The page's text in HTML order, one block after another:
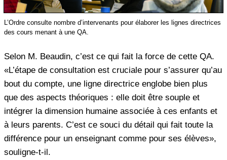
L’Ordre consulte nombre d’intervenants pour élaborer les lignes directrices
des cours menant à une QA.
Selon M. Beaudin, c’est ce qui fait la force de cette QA.
«L’étape de consultation est cruciale pour s’assurer qu’au
bout du compte, une ligne directrice englobe bien plus
que des aspects théoriques : elle doit être souple et
intégrer la dimension humaine associée à ces enfants et
à leurs parents. C’est ce souci du détail qui fait toute la
différence pour un enseignant comme pour ses élèves»,
souligne-t-il.